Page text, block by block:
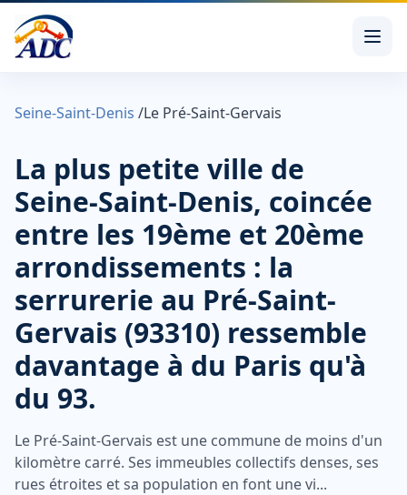
Seine-Saint-Denis /Le Pré-Saint-Gervais
La plus petite ville de
Seine-Saint-Denis, coincée
entre les 19ème et 20ème
arrondissements : la
serrurerie au Pré-Saint-
Gervais (93310) ressemble
davantage à du Paris qu'à
du 93.
Le Pré-Saint-Gervais est une commune de moins d'un
kilomètre carré. Ses immeubles collectifs denses, ses
rues étroites et sa population en font une vi...